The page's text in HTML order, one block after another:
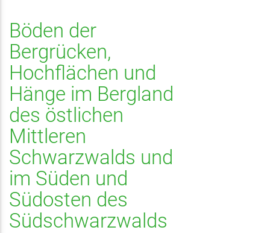
Böden der
Bergrücken,
Hochflächen und
Hänge im Bergland
des östlichen
Mittleren
Schwarzwalds und
im Süden und
Südosten des
Südschwarzwalds